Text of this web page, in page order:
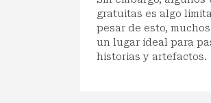
gratuitas es algo
pesar de esto,
un lugar ideal para
historias y artefactos.